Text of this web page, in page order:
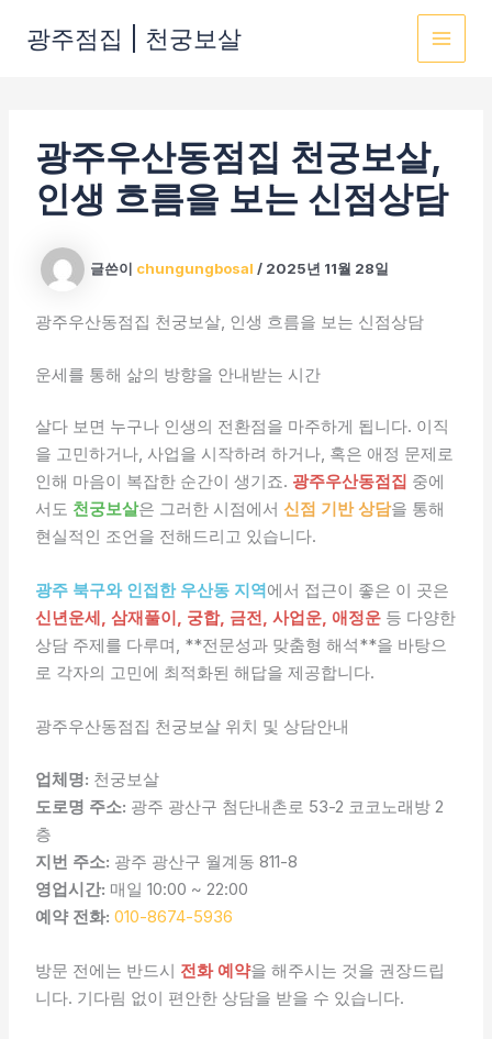
광주점집 | 천궁보살
광주우산동점집 천궁보살,
인생 흐름을 보는 신점상담
글쓴이 chungungbosal/ 2025년 11월 28일
광주우산동점집 천궁보살, 인생 흐름을 보는 신점상담
운세를 통해 삶의 방향을 안내받는 시간
살다 보면 누구나 인생의 전환점을 마주하게 됩니다. 이직
을 고민하거나, 사업을 시작하려 하거나, 혹은 애정 문제로
인해 마음이 복잡한 순간이 생기죠. 광주우산동점집 중에
서도 천궁보살은 그러한 시점에서신점 기반 상담을 통해
현실적인 조언을 전해드리고 있습니다.
광주 북구와 인접한 우산동 지역에서 접근이 좋은 이 곳은
신년운세, 삼재풀이, 궁합, 금전, 사업운, 애정운 등 다양한
상담 주제를 다루며, **전문성과 맞춤형 해석**을 바탕으
로 각자의 고민에 최적화된 해답을 제공합니다.
광주우산동점집 천궁보살 위치 및 상담안내
업체명: 천궁보살
도로명 주소: 광주 광산구 첨단내촌로 53-2 코코노래방 2
층
지번 주소: 광주 광산구 월계동 811-8
영업시간: 매일 10:00 ~ 22:00
예약 전화: 010-8674-5936
방문 전에는 반드시 전화 예약을 해주시는 것을 권장드립
니다. 기다림 없이 편안한 상담을 받을 수 있습니다.